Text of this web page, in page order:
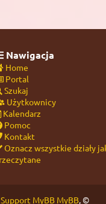
Nawigacja
Home
Portal
Szukaj
Użytkownicy
Kalendarz
Pomoc
Kontakt
Oznacz wszystkie działy
MyBB MyBB, ©